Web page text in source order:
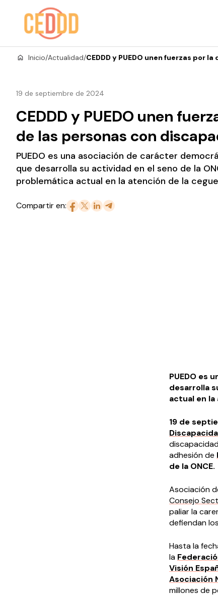
Saltar al contenido
Inicio/Actualidad/CEDDD y PUEDO unen fuerzas por
19 de septiembre de 2024
CEDDD y PUEDO unen
de las personas con
PUEDO es una asociación de carácter
que desarrolla su actividad en el seno de la
problemática actual en la atención de la
Compartir en:
PUEDO es
desarrolla
actual en la
19 de
adhesión de
de la ONCE.
Asociación
Consejo
paliar la
defiendan
Hasta la
la
Visión
Asociación
millones de